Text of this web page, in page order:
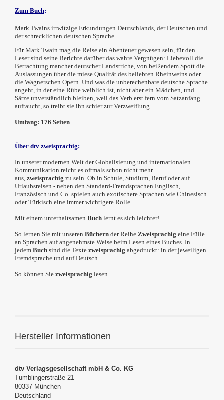
Zum Buch:
Mark Twains irrwitzige Erkundungen Deutschlands, der Deutschen und
der schrecklichen deutschen Sprache
Für Mark Twain mag die Reise ein Abenteuer gewesen sein, für den
Leser sind seine Berichte darüber das wahre Vergnügen: Liebevoll die
Betrachtung mancher deutscher Landstriche, von beißendem Spott die
Auslassungen über die miese Qualität des beliebten Rheinweins oder
die Wagnerschen Opern. Und was die unberechenbare deutsche Sprache
angeht, in der eine Rübe weiblich ist, nicht aber ein Mädchen, und
Sätze unverständlich bleiben, weil das Verb erst fern vom Satzanfang
auftaucht, so treibt sie ihn schier zur Verzweiflung.
Umfang: 176 Seiten
Über dtv zweisprachig:
In unserer modernen Welt der Globalisierung und internationalen
Kommunikation reicht es oftmals schon nicht mehr
aus, zweisprachig zu sein. Ob in Schule, Studium, Beruf oder auf
Urlaubsreisen - neben den Standard-Fremdsprachen Englisch,
Französisch und Co. spielen auch exotischere Sprachen wie Chinesisch
oder Türkisch eine immer wichtigere Rolle.
Mit einem unterhaltsamen Buch lernt es sich leichter!
So lernen Sie mit unseren Büchern der Reihe Zweisprachig eine Fülle
an Sprachen auf angenehmste Weise beim Lesen eines Buches. In
jedem Buch sind die Texte zweisprachig abgedruckt: in der jeweiligen
Fremdsprache und auf Deutsch.
So können Sie zweisprachig lesen.
Hersteller Informationen
dtv Verlagsgesellschaft mbH & Co. KG
Tumblingerstraße 21
80337 München
Deutschland